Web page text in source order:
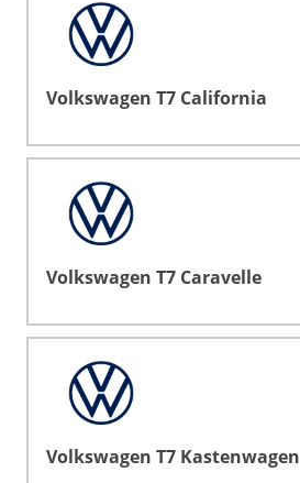
Volkswagen T7 California
Volkswagen T7 Caravelle
Volkswagen T7 Kastenwagen